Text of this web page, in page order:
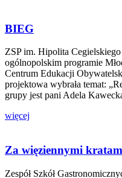
BIEG
ZSP im. Hipolita
ogólnopolskim programie
Centrum Edukacji
projektowa wybrała temat:
grupy jest pani Adela
więcej
Za więziennymi
Zespół Szkół